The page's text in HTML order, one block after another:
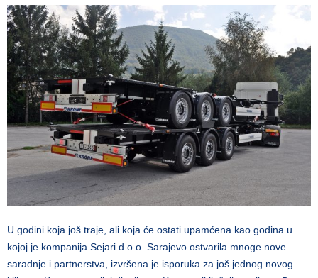
U godini koja još traje, ali koja će ostati upamćena kao godina u
kojoj je kompanija Sejari d.o.o. Sarajevo ostvarila mnoge nove
saradnje i partnerstva, izvršena je isporuka za još jednog novog